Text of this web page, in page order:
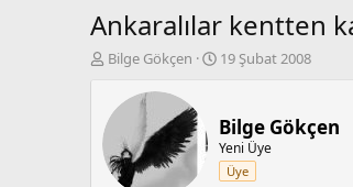
Ankaralılar kentten
K
b
y
u
Bilge Gökçen
B
l
a
n
g
19 Şubat 2008
Bilge Gökçen
Yeni Üye
Üye